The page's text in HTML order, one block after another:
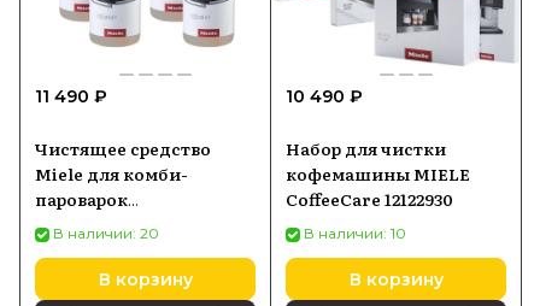
11 490 ₽
Чистящее средство
Miele для комби-
пароварок
HydroCleaner. 4
бутылки
В наличии: 20
В корзину
10 490 ₽
Набор для чистки
кофемашины MIELE
CoffeeCare 12122930
В наличии: 10
В корзину